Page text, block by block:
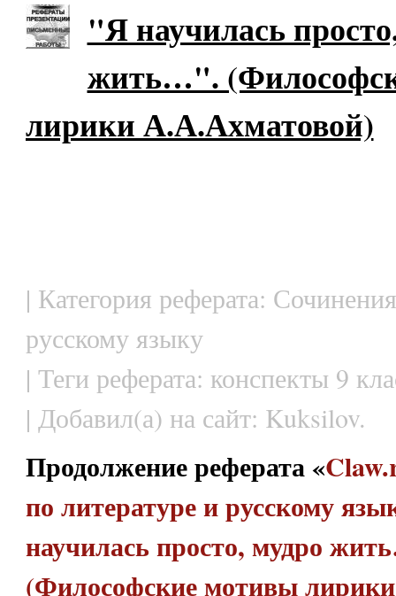
"Я научилась
жить…".
лирики А.А.Ахматовой)
| Категория реферата:
русскому языку
| Теги реферата: конспекты 9
| Добавил(а) на сайт: Kuksilov.
Продолжение реферата «
по литературе и русскому
научилась просто, мудро
(Философские мотивы лирики